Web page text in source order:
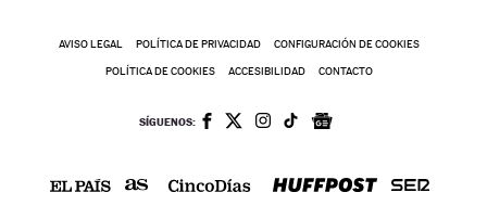
AVISO LEGAL POLÍTICA DE PRIVACIDAD CONFIGURACIÓN DE COOKIES
POLÍTICA DE COOKIES ACCESIBILIDAD CONTACTO
SÍGUENOS: